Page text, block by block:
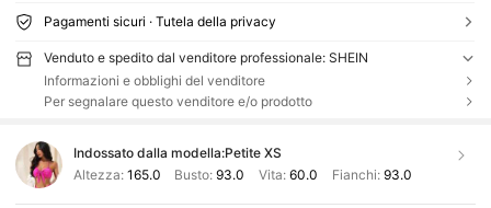
Pagamenti sicuri · Tutela della privacy
Venduto e spedito dal venditore professionale: SHEIN
Informazioni e obblighi del venditore
Per segnalare questo venditore e/o prodotto
Indossato dalla modella:Petite XS
Altezza: 165.0 Busto:93.0 Vita: 60.0 Fianchi: 93.0